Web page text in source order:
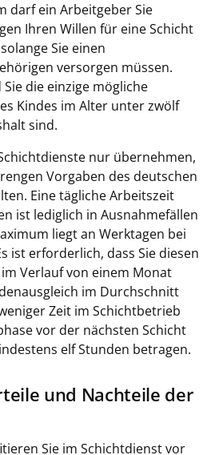
darf ein Arbeitgeber Sie
Ihren Willen für eine Schicht
Sie einen
versorgen müssen.
die einzige mögliche
Kindes im Alter unter zwölf
sind.
nur übernehmen,
Vorgaben des deutschen
Eine tägliche Arbeitszeit
ist lediglich in Ausnahmefällen
liegt an Werktagen bei
ist erforderlich, dass Sie diesen
Verlauf von einem Monat
im Durchschnitt
Zeit im Schichtbetrieb
vor der nächsten Schicht
elf Stunden betragen.
und Nachteile der
Sie im Schichtdienst vor